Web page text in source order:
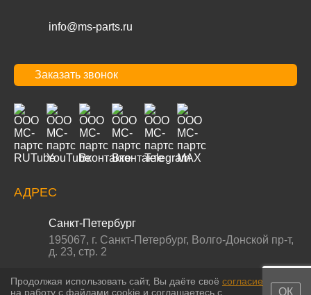
info@ms-parts.ru
Заказать звонок
АДРЕС
Санкт-Петербург
195067, г. Санкт-Петербург, Волго-Донской пр-т,
д. 23, стр. 2
Продолжая использовать сайт, Вы даёте своё согласие
на работу с файлами cookie и соглашаетесь с
ОК